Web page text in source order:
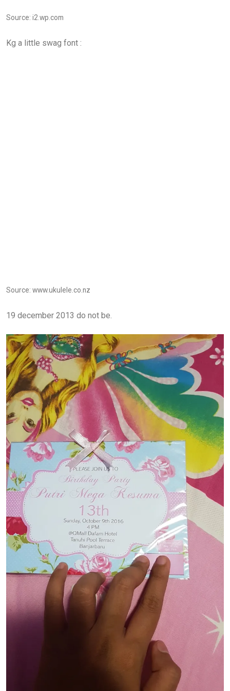
Source: i2.wp.com
Kg a little swag font :
Source: www.ukulele.co.nz
19 december 2013 do not be.